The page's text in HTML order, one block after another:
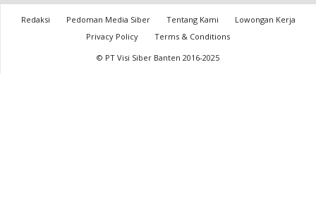
Redaksi Pedoman Media Siber Tentang Kami
Lowongan Kerja
Privacy Policy
Terms & Conditions
© PT Visi Siber Banten 2016-2025